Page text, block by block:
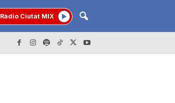
Ràdio Ciutat MIX